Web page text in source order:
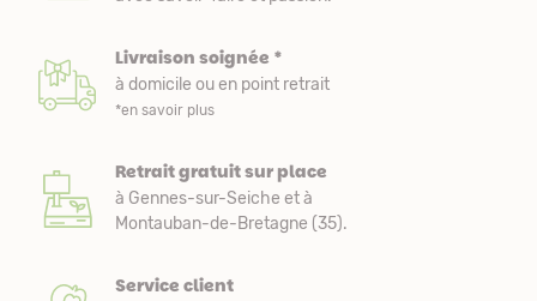
Livraison soignée *
à domicile ou en point retrait
*en savoir plus
Retrait gratuit sur place
à Gennes-sur-Seiche et à
Montauban-de-Bretagne (35).
Service client